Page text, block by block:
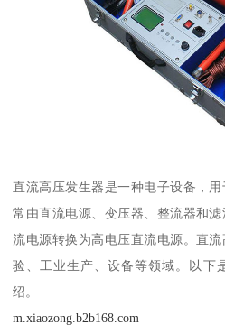
直流高压发生器是一种电子设备，
常由直流电源、变压器、整流器和
流电源转换为高电压直流电源。直
验、工业生产、设备等领域。以下
绍。
m.xiaozong.b2b168.com